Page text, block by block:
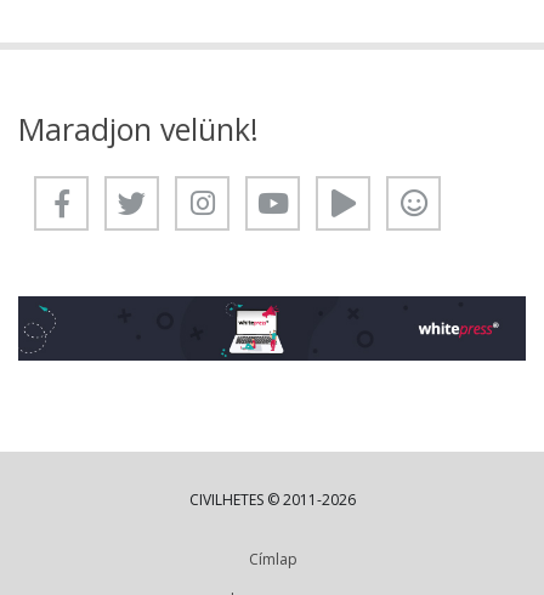
Maradjon velünk!
CIVILHETES © 2011-2026
Címlap